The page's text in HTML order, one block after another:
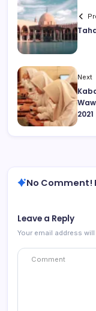
Next
2021
No Comment!
Leave a Reply
Your email address